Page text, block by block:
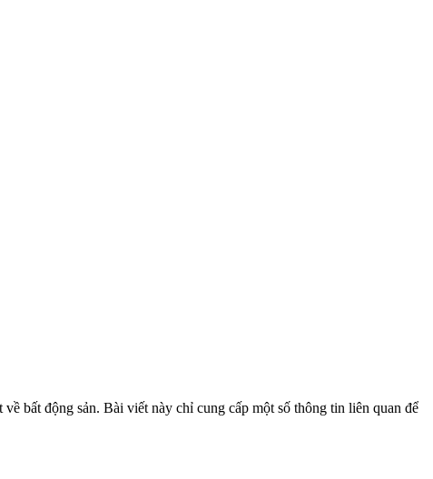
bất động sản. Bài viết này chỉ cung cấp một số thông tin liên quan để